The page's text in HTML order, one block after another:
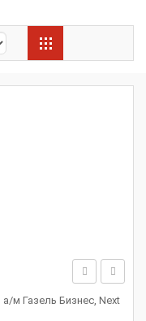
м Газель Бизнес, Next